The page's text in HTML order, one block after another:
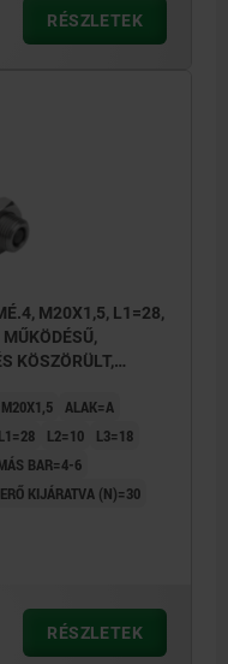
RÉSZLETEK
M20X1,5, L1=28,
KÖSZÖRÜLT,
ALAK=A
L1=28 L2=10
L3=18
BAR=4-6
KIJÁRATVA (N)=30
RÉSZLETEK